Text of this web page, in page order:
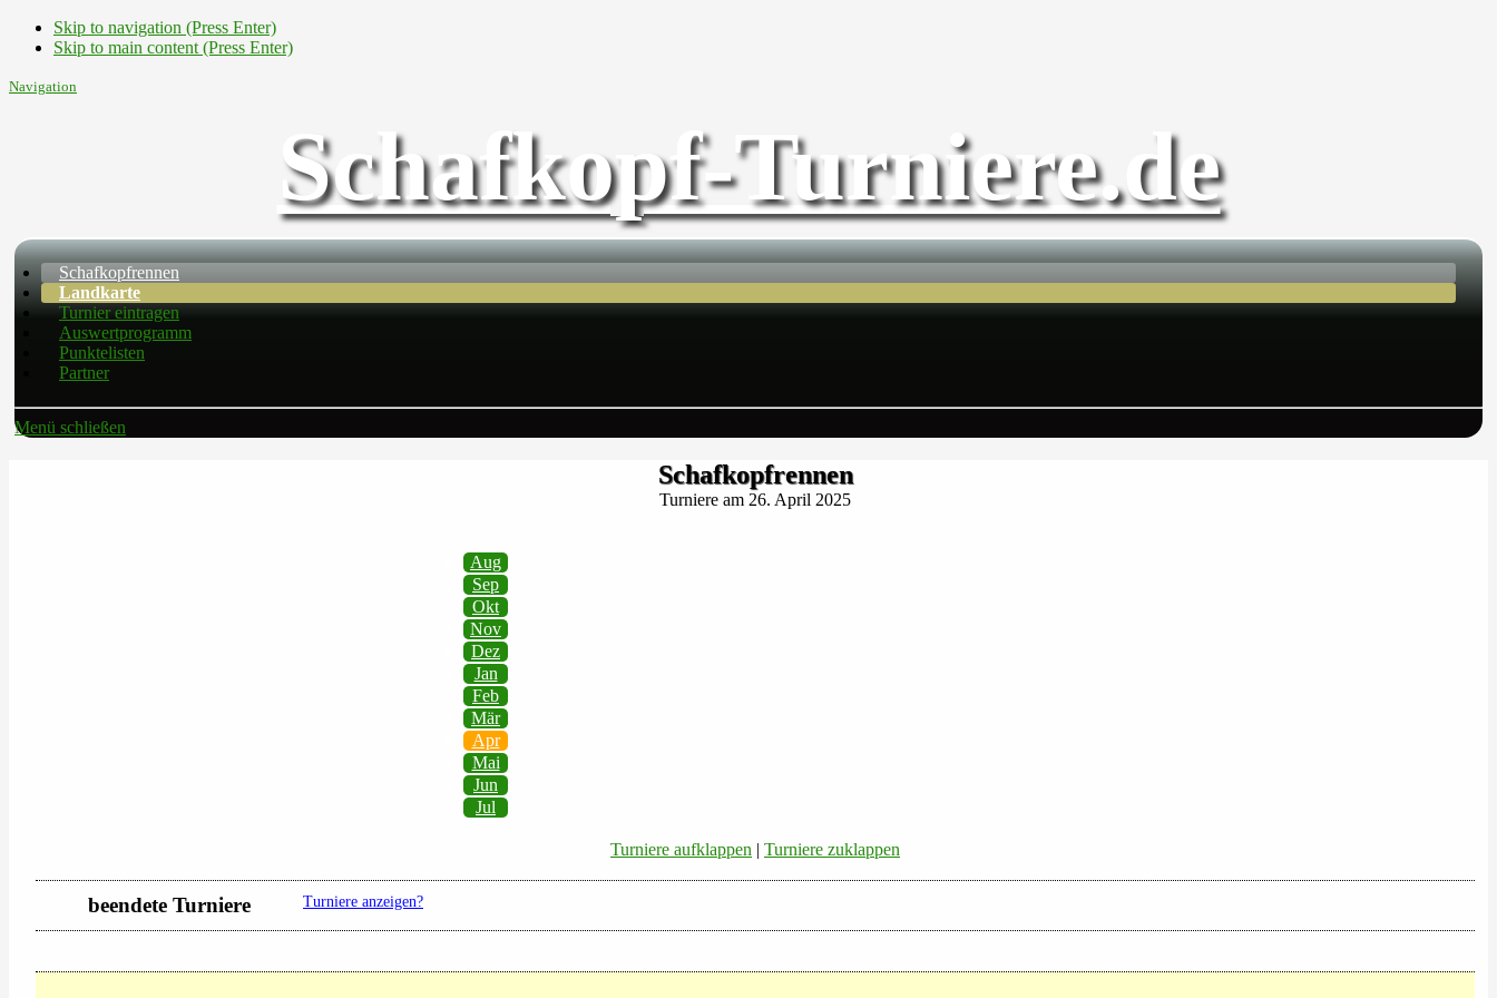
Skip to navigation (Press Enter)
Skip to main content (Press Enter)
Navigation
Schafkopf-Turniere.de
Schafkopfrennen
Landkarte
Turnier eintragen
Auswertprogramm
Punktelisten
Partner
Menü schließen
Schafkopfrennen
Turniere am 26. April 2025
Aug
Sep
Okt
Nov
Dez
Jan
Feb
Mär
Apr
Mai
Jun
Jul
Turniere aufklappen | Turniere zuklappen
beendete Turniere Turniere anzeigen?